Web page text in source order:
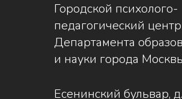
Городской психолого-
педагогический центр
Департамента
и науки города
Есенинский бульвар,